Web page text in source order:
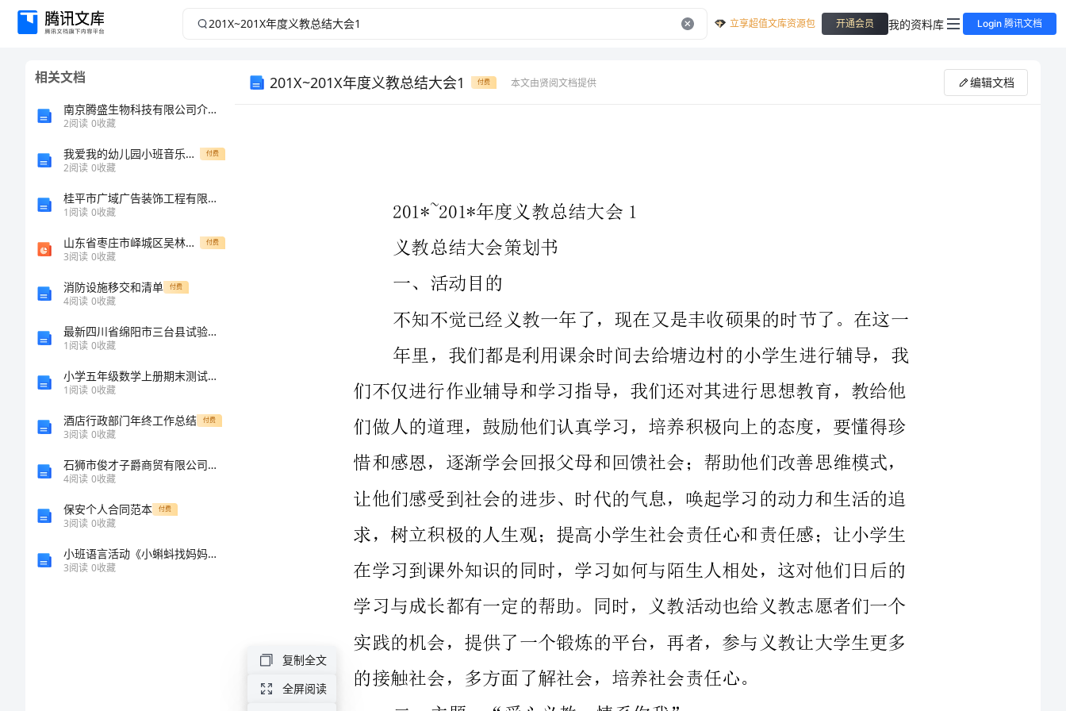
201X~201X
201*~201*
立享超值文库资源包 开通会员 我的资料库 Login 腾讯文档
相关文档
南京腾盛生物科技有限公司介绍企业发展分析报告
2阅读 0收藏
我爱我的幼儿园小班音乐教案 付费
2阅读 0收藏
桂平市广域广告装饰工程有限公司介绍企业发展分析报告
1阅读 0收藏
山东省枣庄市峄城区吴林街道中学八年级生物上册 第四单元 第二章 第一节第一节昆虫的生殖和发育课件 济南版 付费
3阅读 0收藏
消防设施移交和清单 付费
4阅读 0收藏
最新四川省绵阳市三台县试验检测师之交通工程考试题库汇编
1阅读 0收藏
小学五年级数学上册期末测试卷及答案【下载】
1阅读 0收藏
酒店行政部门年终工作总结 付费
3阅读 0收藏
石狮市俊才子爵商贸有限公司介绍企业发展分析报告
4阅读 0收藏
保安个人合同范本 付费
3阅读 0收藏
小班语言活动《小蝌蚪找妈妈》教案
3阅读 0收藏
201X~201X年度义教总结大会1 付费 本文由贤阅文档提供 编辑文档
动预计要8：30分开始）
五、主办方：汽车系，外语系，机电系，经济系四系的青年志
们不仅进行作业辅导和学习指导，我们还对其进行思想教育，教给他
们做人的道理，鼓励他们认真学习，培养积极向上的态度，要懂得珍
让他们感受到社会的进步、时代的气息，唤起学习的动力和生活的追
求，树立积极的人生观；提高小学生社会责任心和责任感；让小学生
在学习到课外知识的同时，学习如何与陌生人相处，这对他们日后的
的接触社会，多方面了解社会，培养社会责任心。
二、主题：“爱心义教，情系你我”
三、时间：初定7月2日（早上7：30分小孩子由那边出发。活
复制全文
全屏阅读